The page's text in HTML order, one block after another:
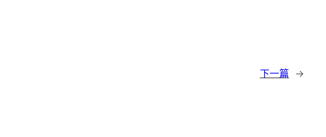
下一篇 →